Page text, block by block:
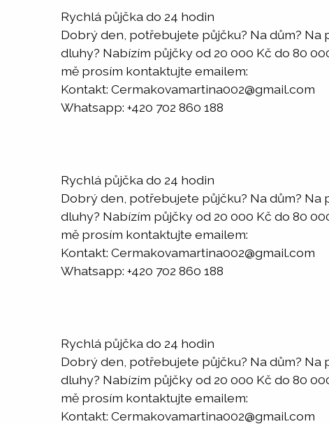
Rychlá půjčka do 24 hodin
Dobrý den, potřebujete půjčku? Na dům?
dluhy? Nabízím půjčky od 20 000 Kč do 80
mě prosím kontaktujte emailem:
Kontakt: Cermakovamartina002@gmail.com
Whatsapp: +420 702 860 188
Rychlá půjčka do 24 hodin
Dobrý den, potřebujete půjčku? Na dům?
dluhy? Nabízím půjčky od 20 000 Kč do 80
mě prosím kontaktujte emailem:
Kontakt: Cermakovamartina002@gmail.com
Whatsapp: +420 702 860 188
Rychlá půjčka do 24 hodin
Dobrý den, potřebujete půjčku? Na dům?
dluhy? Nabízím půjčky od 20 000 Kč do 80
mě prosím kontaktujte emailem:
Kontakt: Cermakovamartina002@gmail.com